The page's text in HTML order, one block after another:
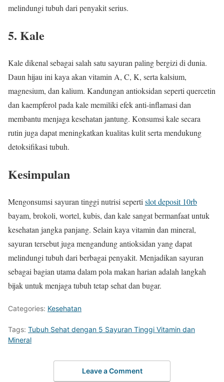
melindungi tubuh dari penyakit serius.
5. Kale
Kale dikenal sebagai salah satu sayuran paling bergizi di dunia.
Daun hijau ini kaya akan vitamin A, C, K, serta kalsium,
magnesium, dan kalium. Kandungan antioksidan seperti quercetin
dan kaempferol pada kale memiliki efek anti-inflamasi dan
membantu menjaga kesehatan jantung. Konsumsi kale secara
rutin juga dapat meningkatkan kualitas kulit serta mendukung
detoksifikasi tubuh.
Kesimpulan
Mengonsumsi sayuran tinggi nutrisi seperti slot deposit 10rb
bayam, brokoli, wortel, kubis, dan kale sangat bermanfaat untuk
kesehatan jangka panjang. Selain kaya vitamin dan mineral,
sayuran tersebut juga mengandung antioksidan yang dapat
melindungi tubuh dari berbagai penyakit. Menjadikan sayuran
sebagai bagian utama dalam pola makan harian adalah langkah
bijak untuk menjaga tubuh tetap sehat dan bugar.
Categories: Kesehatan
Tags: Tubuh Sehat dengan 5 Sayuran Tinggi Vitamin dan
Mineral
Leave a Comment